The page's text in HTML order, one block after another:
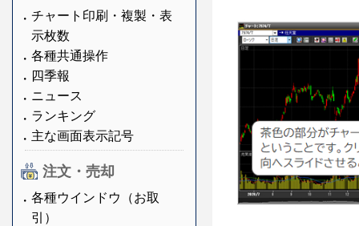
チャート印刷・複製・表
示枚数
各種共通操作
四季報
ニュース
ランキング
主な画面表示記号
注文・売却
各種ウインドウ（お取
引）